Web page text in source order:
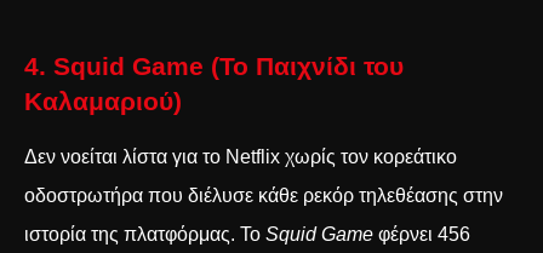
4. Squid Game (Το Παιχνίδι του
Καλαμαριού)
Δεν νοείται λίστα για το Netflix χωρίς τον κορεάτικο
οδοστρωτήρα που διέλυσε κάθε ρεκόρ τηλεθέασης στην
ιστορία της πλατφόρμας. Το Squid Game φέρνει 456